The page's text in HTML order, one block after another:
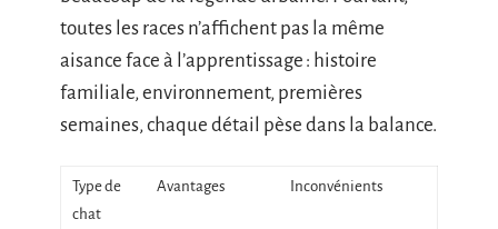
toutes les races n’affichent pas la même
aisance face à l’apprentissage : histoire
familiale, environnement, premières
semaines, chaque détail pèse dans la balance.
Type de
chat
Avantages Inconvénients